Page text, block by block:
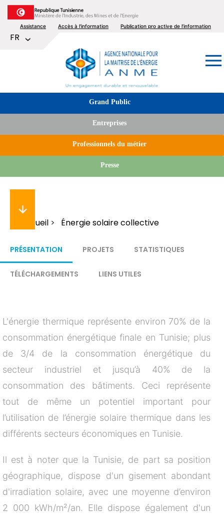
Aller
au
contenu
principal
Top
menu
Assistance Accès à l'information Publication pro active de l’information
FR
Lister les actions supplémentaires
Grand Public
Entreprises
Professionnels du métier
Presse
Fil
d'Ariane
Accueil Énergie solaire collective
PRÉSENTATION PROJETS STATISTIQUES
TÉLÉCHARGEMENTS LIENS UTILES
L'énergie thermique représente environ 70% de la
consommation énergétique finale en Tunisie; plus
de 3/4 de la consommation énergétique du
secteur industriel et jusqu’à 40% de la
consommation des bâtiments. Ceci représente
tout de même un potentiel important pour
l’utilisation de l’énergie solaire thermique dans les
différents secteurs économiques en Tunisie.
Il est à noter que la Tunisie, de part sa position
géographique, dispose d'un gisement abondant
d'irradiation solaire, avec une moyenne d’environ
2 000 kWh/m²/an. Elle dispose également d'un